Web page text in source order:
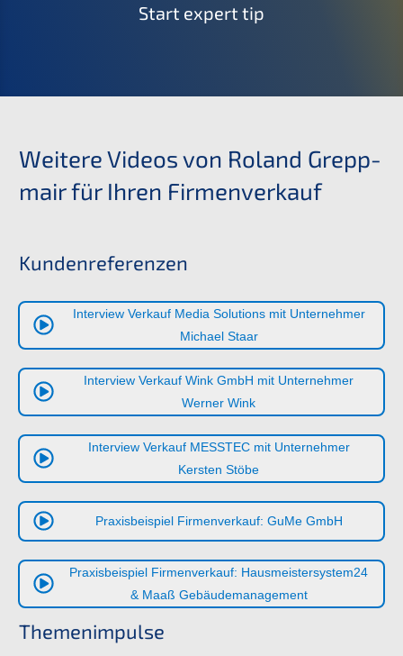
Start expert tip
Weite­re Videos von Roland Grepp­
mair für Ihren Firmenverkauf
Kunden­re­fe­ren­zen
Inter­view Verkauf Media Soluti­ons mit Unter­neh­mer
Micha­el Staar
Inter­view Verkauf Wink GmbH mit Unter­neh­mer
Werner Wink
Inter­view Verkauf MESSTECmit Unter­neh­mer
Kersten Stöbe
Praxis­bei­spiel Firmen­ver­kauf: GuMe GmbH
Praxis­bei­spiel Firmen­ver­kauf: Hausmeistersystem24
&Maaß Gebäudemanagement
Themen­im­pul­se